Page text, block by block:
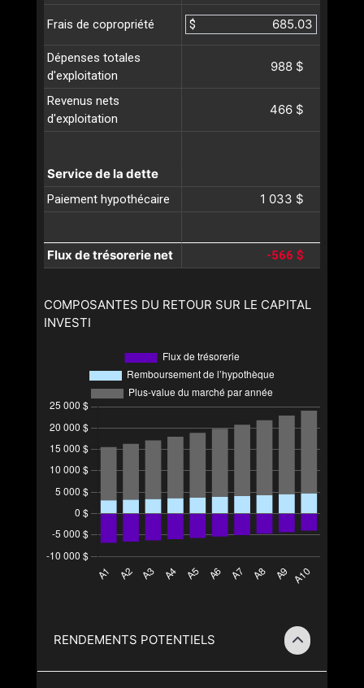
Frais de copropriété $
Dépenses totales
d'exploitation
988 $
Revenus nets
d'exploitation
466 $
Service de la dette
Paiement hypothécaire 1 033 $
Flux de trésorerie net -566 $
COMPOSANTES DU RETOUR SUR LE CAPITAL
INVESTI
RENDEMENTS POTENTIELS